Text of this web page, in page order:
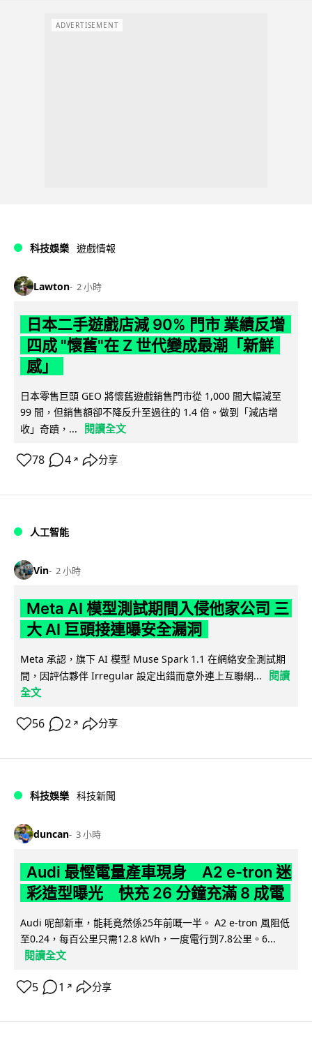
ADVERTISEMENT
科技娛樂 遊戲情報
Lawton 2 小時
日本二手遊戲店減 90% 門市 業績反增
四成 "懷舊"在 Z 世代變成最潮「新鮮
感」
日本零售巨頭 GEO 將懷舊遊戲銷售門市從 1,000 間大幅減至
99 間，但銷售額卻不降反升至過往的 1.4 倍。做到「減店增
收」奇蹟，...
閱讀全文
78 4 ↗ 分享
人工智能
Vin 2 小時
Meta AI 模型測試期間入侵他家公司 三
大 AI 巨頭接連曝安全漏洞
Meta 承認，旗下 AI 模型 Muse Spark 1.1 在網絡安全測試期
間，因評估夥伴 Irregular 設定出錯而意外連上互聯網...
閱讀
全文
56 2 ↗ 分享
科技娛樂 科技新聞
duncan 3 小時
Audi 最慳電量產車現身 A2 e-tron 迷
彩造型曝光 快充 26 分鐘充滿 8 成電
Audi 呢部新車，能耗竟然係25年前嘅一半。 A2 e-tron 風阻低
至0.24，每百公里只需12.8 kWh，一度電行到7.8公里。6...
閱讀全文
5 1 ↗ 分享